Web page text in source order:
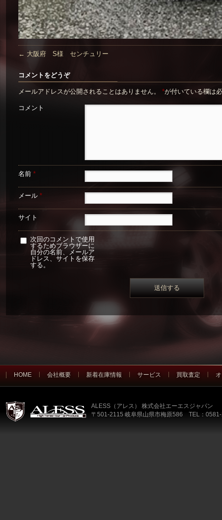
← 大阪府 S様 センチュリー
コメントをどうぞ
メールアドレスが公開されることはありません。 *が付いている欄は
コメント
名前 *
メール *
サイト
次回のコメントで使用
するためブラウザーに
自分の名前、メールア
ドレス、サイトを保存
する。
HOME 会社概要 新着在庫情報 サービス 買取査定
ALESS（アレス） 株式会社エーエスジャパン
〒501-2115 岐阜県山県市梅原586 TEL：